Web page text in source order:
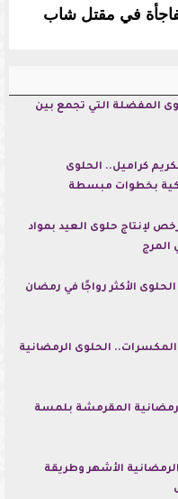
في مقتل شاب
المفضلة التي تجمع بين
كراميل.. الحلوى
بخطوات مبسطة
لإنتاج حلوى العيد بمواد
المرج
الأكثر رواجًا في رمضان
الحلوى الرمضانية
المقرمشة بلمسة
الأشهر وطريقة